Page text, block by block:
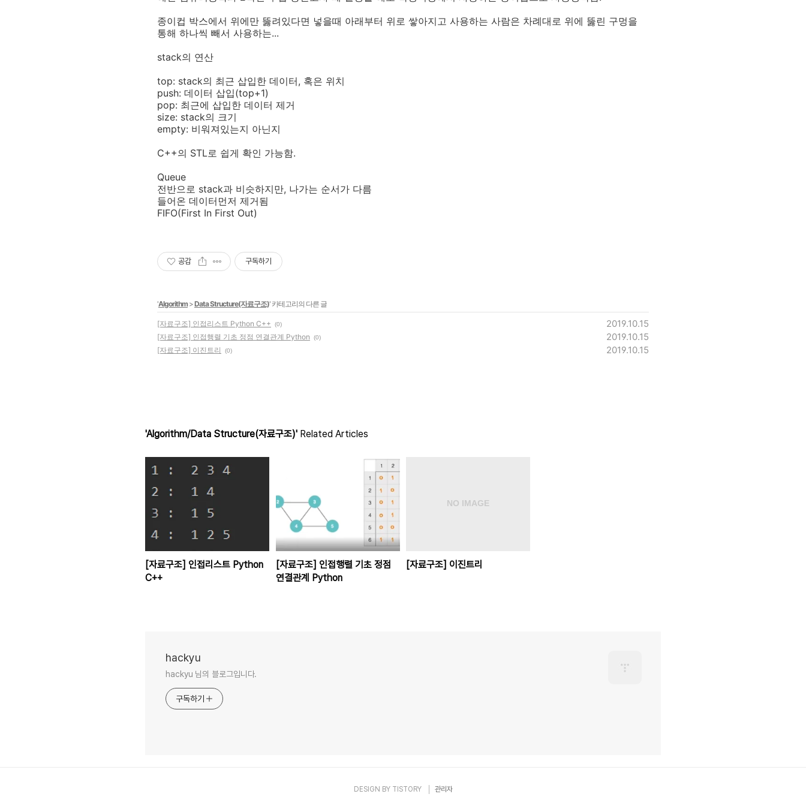
종이컵 박스에서 위에만 뚫려있다면 넣을때 아래부터 위로 쌓아지고 사용하는 사람은 차례대로 위에 뚫린 구멍을
통해 하나씩 빼서 사용하는...
stack의 연산
top: stack의 최근 삽입한 데이터, 혹은 위치
push: 데이터 삽입(top+1)
pop: 최근에 삽입한 데이터 제거
size: stack의 크기
empty: 비워져있는지 아닌지
C++의 STL로 쉽게 확인 가능함.
Queue
전반으로 stack과 비슷하지만, 나가는 순서가 다름
들어온 데이터먼저 제거됨
FIFO(First In First Out)
공감 구독하기
'Algorithm>Data Structure(자료구조)' 카테고리의 다른 글
[자료구조] 인접리스트 Python C++ (0) 2019.10.15
[자료구조] 인접행렬 기초 정점 연결관계 Python (0) 2019.10.15
[자료구조] 이진트리 (0) 2019.10.15
'Algorithm/Data Structure(자료구조)' Related Articles
[자료구조] 인접리스트 Python
C++
[자료구조] 인접행렬 기초 정점
연결관계 Python
[자료구조] 이진트리
hackyu
hackyu 님의 블로그입니다.
구독하기
DESIGN BY TISTORY 관리자